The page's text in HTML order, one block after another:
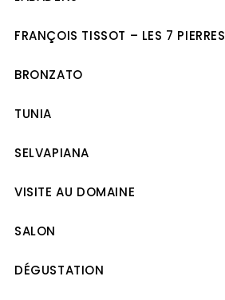
FRANÇOIS TISSOT – LES 7 PIERRES
BRONZATO
TUNIA
SELVAPIANA
VISITE AU DOMAINE
SALON
DÉGUSTATION